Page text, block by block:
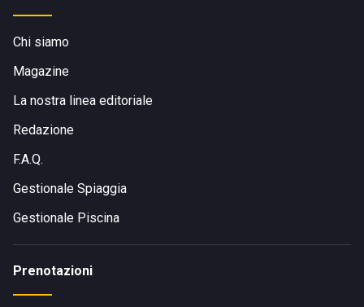
Chi siamo
Magazine
La nostra linea editoriale
Redazione
F.A.Q.
Gestionale Spiaggia
Gestionale Piscina
Prenotazioni